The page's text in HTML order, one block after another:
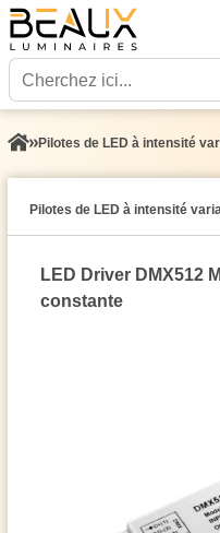
Pilotes de LED à intensité
Pilotes de LED à intensité
LED Driver DMX512
constante